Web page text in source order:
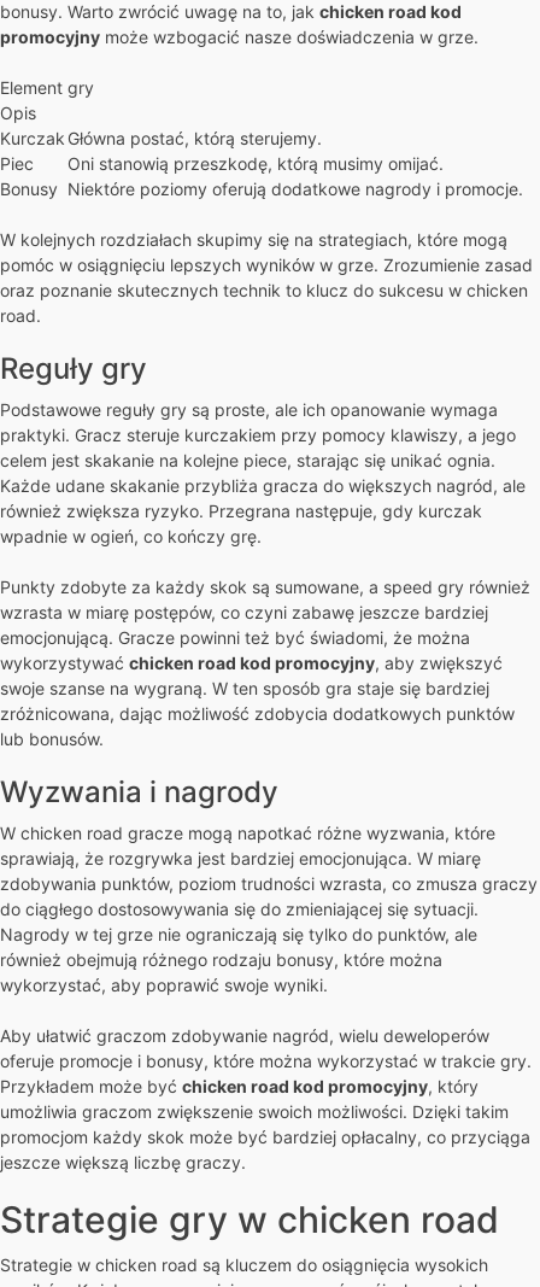
bonusy. Warto zwrócić uwagę na to, jak chicken road kod
promocyjny może wzbogacić nasze doświadczenia w grze.
Element gry
Opis
Kurczak Główna postać, którą sterujemy.
Piec
Oni stanowią przeszkodę, którą musimy omijać.
Bonusy Niektóre poziomy oferują dodatkowe nagrody i promocje.
W kolejnych rozdziałach skupimy się na strategiach, które mogą
pomóc w osiągnięciu lepszych wyników w grze. Zrozumienie zasad
oraz poznanie skutecznych technik to klucz do sukcesu w chicken
road.
Reguły gry
Podstawowe reguły gry są proste, ale ich opanowanie wymaga
praktyki. Gracz steruje kurczakiem przy pomocy klawiszy, a jego
celem jest skakanie na kolejne piece, starając się unikać ognia.
Każde udane skakanie przybliża gracza do większych nagród, ale
również zwiększa ryzyko. Przegrana następuje, gdy kurczak
wpadnie w ogień, co kończy grę.
Punkty zdobyte za każdy skok są sumowane, a speed gry również
wzrasta w miarę postępów, co czyni zabawę jeszcze bardziej
emocjonującą. Gracze powinni też być świadomi, że można
wykorzystywać chicken road kod promocyjny, aby zwiększyć
swoje szanse na wygraną. W ten sposób gra staje się bardziej
zróżnicowana, dając możliwość zdobycia dodatkowych punktów
lub bonusów.
Wyzwania i nagrody
W chicken road gracze mogą napotkać różne wyzwania, które
sprawiają, że rozgrywka jest bardziej emocjonująca. W miarę
zdobywania punktów, poziom trudności wzrasta, co zmusza graczy
do ciągłego dostosowywania się do zmieniającej się sytuacji.
Nagrody w tej grze nie ograniczają się tylko do punktów, ale
również obejmują różnego rodzaju bonusy, które można
wykorzystać, aby poprawić swoje wyniki.
Aby ułatwić graczom zdobywanie nagród, wielu deweloperów
oferuje promocje i bonusy, które można wykorzystać w trakcie gry.
Przykładem może być chicken road kod promocyjny, który
umożliwia graczom zwiększenie swoich możliwości. Dzięki takim
promocjom każdy skok może być bardziej opłacalny, co przyciąga
jeszcze większą liczbę graczy.
Strategie gry w chicken road
Strategie w chicken road są kluczem do osiągnięcia wysokich